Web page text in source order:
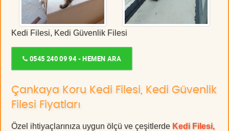
Kedi Filesi, Kedi Güvenlik Filesi
0545 240 09 94 - HEMEN ARA
Çankaya Koru Kedi Filesi, Kedi Güvenlik
Filesi Fiyatları
Özel ihtiyaçlarınıza uygun ölçü ve çeşitlerde Kedi Filesi,